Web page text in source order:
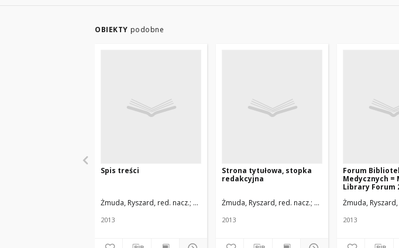
OBIEKTY podobne
Spis treści
Żmuda, Ryszard, red. nacz. Uniwersytet Medyczny w Łodzi
2013
Strona tytułowa, stopka
redakcyjna
Żmuda, Ryszard, red. nacz. Uniwersytet Medyczny w
2013
Forum
Medycznych =
Library Forum
Żmuda,
2013